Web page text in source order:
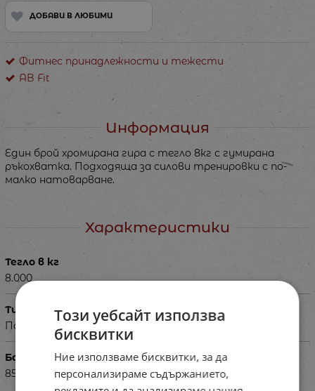
ДОБАВИ В ЛЮБИМИ
Фитнес принадлежности и тежести
AB Fit
Информация
Един брой хромирана гира с тегло 8кг с гумирана
ръкохватка. Подходяща за силови тренировки с по-
малко натоварване.
Характеристики
Тегло в кг
8.000
Тип
Пособие
Баркод (ISBN, UPC, др.)
850965
Този уебсайт използва
бисквитки
Ние използваме бисквитки, за да
персонализираме съдържанието,